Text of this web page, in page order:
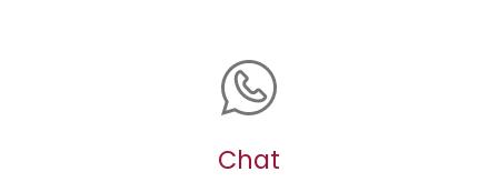
Chat